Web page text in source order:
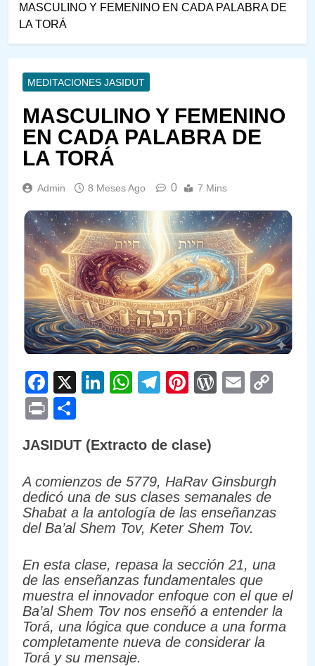
MASCULINO Y FEMENINO EN CADA PALABRA DE
LA TORÁ
MEDITACIONES JASIDUT
MASCULINO Y FEMENINO
EN CADA PALABRA DE
LA TORÁ
Admin 8 Meses Ago 0 7 Mins
Facebook
X LinkedIn
WhatsApp
Telegram
PinterestEmail
Print
JASIDUT (Extracto de clase)
A comienzos de 5779, HaRav Ginsburgh
dedicó una de sus clases semanales de
Shabat a la antología de las enseñanzas
del Ba’al Shem Tov, Keter Shem Tov.
En esta clase, repasa la sección 21, una
de las enseñanzas fundamentales que
muestra el innovador enfoque con el que el
Ba’al Shem Tov nos enseñó a entender la
Torá, una lógica que conduce a una forma
completamente nueva de considerar la
Torá y su mensaje.